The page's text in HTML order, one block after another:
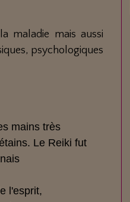
maladie mais aussi
psychologiques
mains très
Le Reiki fut
l'esprit,